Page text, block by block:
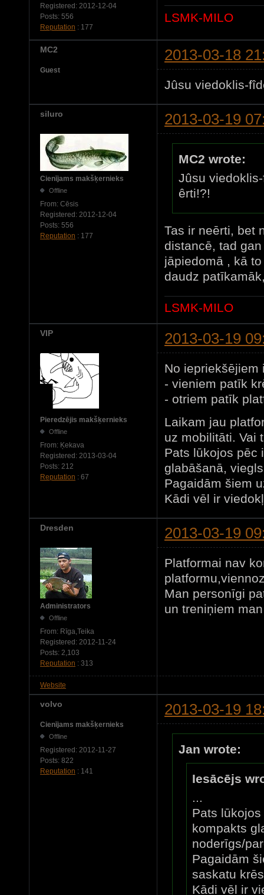
Registered: 2012-12-04
Posts: 556
Reputation : 177
LSMK-MILO
MC2 2013-03-18
Guest
Jûsu viedoklis-
siluro 2013-03-19
Cienījams makšķernieks
Offline
From: Cēsis
Registered: 2012-12-04
Posts: 556
Reputation : 177
MC2 wrote:
Jûsu
êrti!?!
Tas ir neērti, bet
distancē, tad
jāpiedomā , kā
daudz
LSMK-MILO
VIP 2013-03-19
Pieredzējis makšķernieks
Offline
From: Ķekava
Registered: 2013-03-04
Posts: 212
Reputation : 67
No iepriekšējiem
- vieniem patīk
- otriem patīk
Laikam jau
uz mobilitāti. Vai
Pats lūkojos pēc
glabāšanā,
Pagaidām šiem
Kādi vēl ir
Dresden 2013-03-19
Administrators
Offline
From: Rīga,Teika
Registered: 2012-11-24
Posts: 2,103
Reputation : 313
Platformai nav
Man personīgi
un treniņiem
Website
volvo 2013-03-19
Cienījams makšķernieks
Offline
Registered: 2012-11-27
Posts: 822
Reputation : 141
Jan wrote:
Iesācējs
...
Pats
kompakts
noderīgs/
Pagaidām
saskatu
Kādi vēl ir